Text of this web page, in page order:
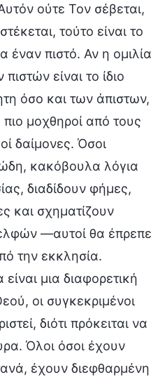
ούτε Τον σέβεται,
τούτο είναι το
έναν πιστό. Αν η ομιλία
είναι το ίδιο
όσο και των άπιστων,
πιο μοχθηροί από τους
δαίμονες. Όσοι
κακόβουλα λόγια
διαδίδουν φήμες,
και σχηματίζουν
—αυτοί θα έπρεπε
την εκκλησία.
μια διαφορετική
οι συγκεκριμένοι
διότι πρόκειται να
Όλοι όσοι έχουν
έχουν διεφθαρμένη